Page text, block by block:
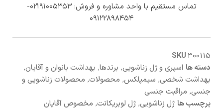
تماس مستقیم با واحد مشاوره و فروش: ۰۲۱۹۱۰۰۵۳۵۳-
۰۹۱۲۲۸۹۸۴۵۴
SKU300115
دسته ها اسپری و ژل زناشویی, برندها, بهداشت بانوان و آقایان,
بهداشت شخصی, سیمپلکس, محصولات, محصولات زناشویی و
جنسی, مراقبت جنسی
برچسب ها ژل زناشویی, ژل لوبریکانت, مخصوص آقایان